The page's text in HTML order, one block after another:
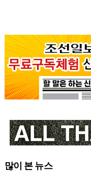
많이 본 뉴스